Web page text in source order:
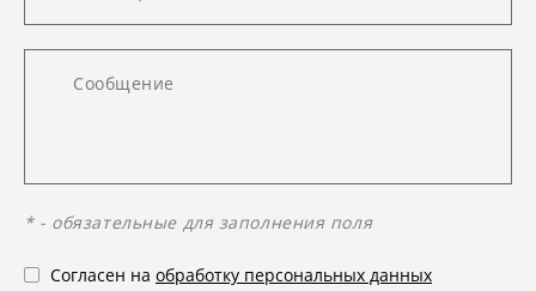
* - обязательные для заполнения поля
Согласен на обработку персональных данных